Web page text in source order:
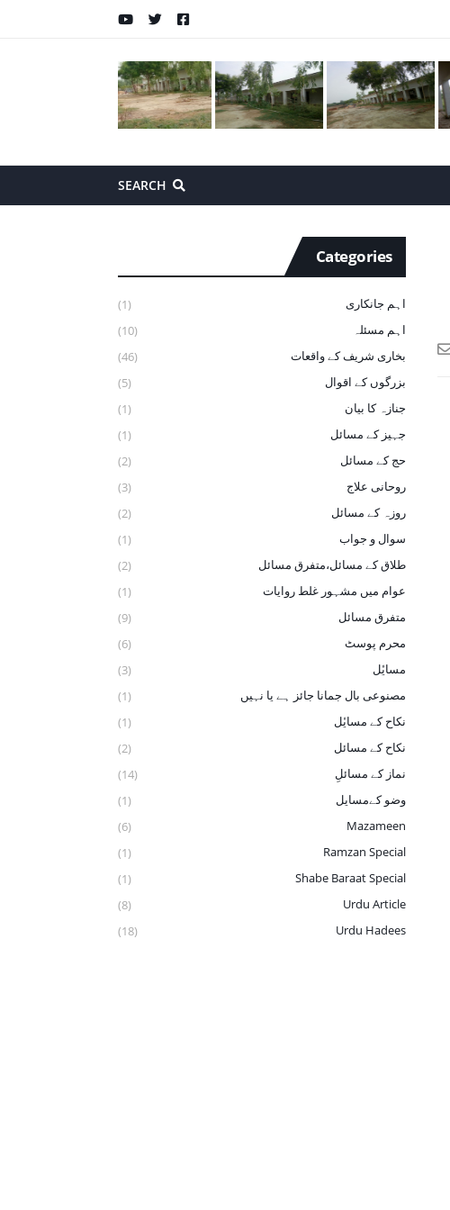
SEARCH
Categories
اہم جانکاری
(1)
اہم مسئلہ
(10)
بخاری شریف ‏کے ‏واقعات
(46)
بزرگوں کے اقوال
(5)
جنازہ کا بیان
(1)
جہیز کے مسائل
(1)
حج کے مسائل
(2)
روحانی علاج
(3)
روزہ کے مسائل
(2)
سوال و جواب
(1)
طلاق کے مسائل،متفرق مسائل
(2)
عوام میں مشہور غلط روایات
(1)
متفرق مسائل
(9)
محرم پوسٹ
(6)
مسایٔل
(3)
مصنوعی بال جمانا جائز ہے یا نہیں
(1)
نکاح کے ‏مسایٔل
(1)
نکاح کے مسائل
(2)
نماز کے مسائلِ
(14)
وضو ‏کےمسایل
(1)
Mazameen
(6)
Ramzan Special
(1)
Shabe Baraat Special
(1)
Urdu Article
(8)
Urdu Hadees
(18)